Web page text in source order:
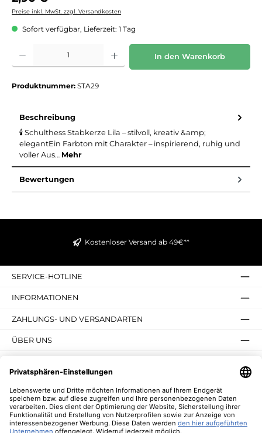
Preise inkl. MwSt. zzgl. Versandkosten
Sofort verfügbar, Lieferzeit: 1 Tag
Produkt Anzahl: Gib den gewünschten Wert ein oder benutze die Schaltflächen um
In den Warenkorb
Produktnummer: STA29
Beschreibung
🕯️ Schulthess Stabkerze Lila – stilvoll, kreativ &amp;
elegantEin Farbton mit Charakter – inspirierend, ruhig und
voller Aus… Mehr
Bewertungen
Kostenloser Versand ab 49€**
SERVICE-HOTLINE
INFORMATIONEN
ZAHLUNGS- UND VERSANDARTEN
ÜBER UNS
NEWSLETTER